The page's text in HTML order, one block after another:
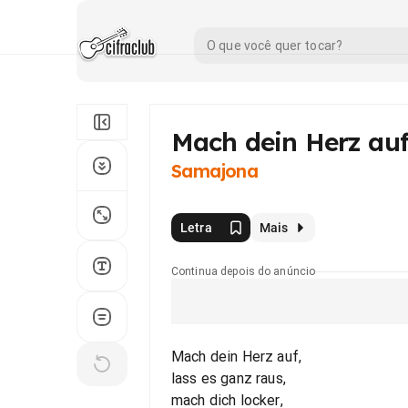
Mach dein Herz auf
Samajona
Letra Mais
Continua depois do anúncio
Mach dein Herz auf,
lass es ganz raus,
mach dich locker,